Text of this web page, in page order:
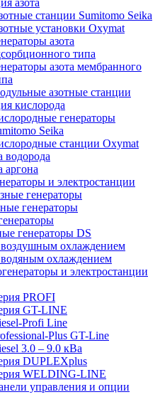
азота
станции Sumitomo Seika
установки Oxymat
азота
типа
азота мембранного
азотные станции
кислорода
генераторы
Seika
станции Oxymat
водорода
аргона
и электростанции
генераторы
генераторы
генераторы DS
охлаждением
охлаждением
и электростанции
PROFI
GT-LINE
Profi Line
Plus GT-Line
3.0 – 9.0 кВа
DUPLEXplus
WELDING-LINE
управления и опции